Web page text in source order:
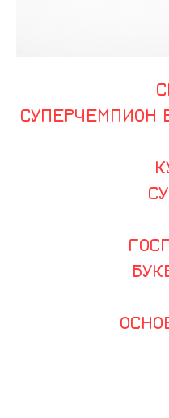
СУПЕРЧЕМПИОН